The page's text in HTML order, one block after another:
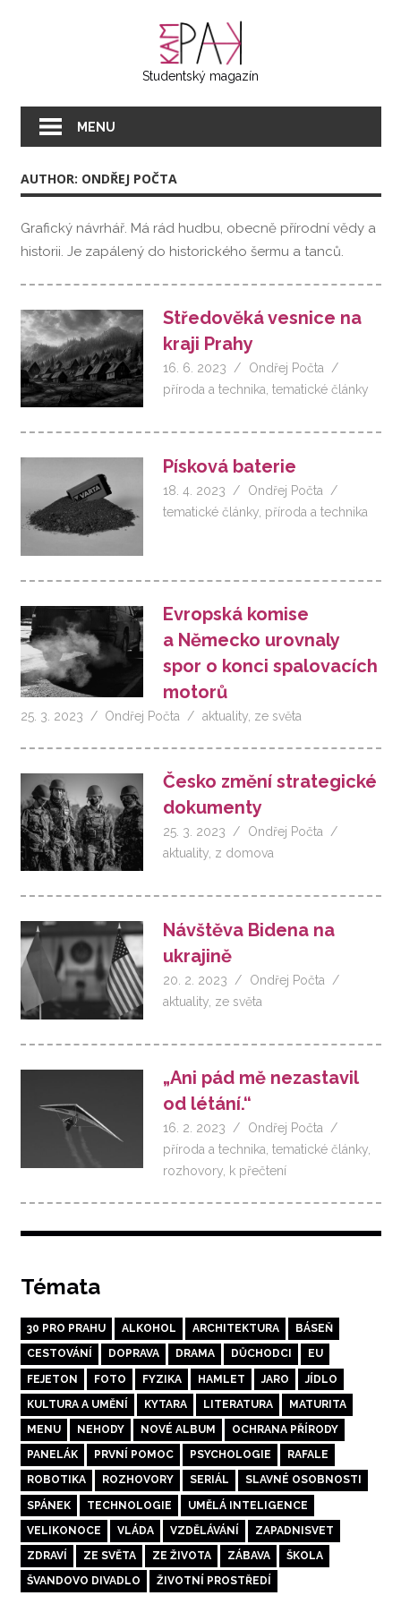
Studentský magazín
MENU
AUTHOR: ONDŘEJ POČTA
Grafický návrhář. Má rád hudbu, obecně přírodní vědy a
historii. Je zapálený do historického šermu a tanců.
Středověká vesnice na
kraji Prahy
16. 6. 2023
Ondřej Počta
příroda a technika ,tematické články
Písková baterie
18. 4. 2023
Ondřej Počta
tematické články příroda a technika
Evropská komise
a Německo urovnaly
spor o konci spalovacích
motorů
25. 3. 2023 Ondřej Počta aktuality, ze světa
Česko změní strategické
dokumenty
25. 3. 2023
Ondřej Počta
aktuality, z domova
Návštěva Bidena na
ukrajině
20. 2. 2023
Ondřej Počta
aktuality ze světa
„Ani pád mě nezastavil
od létání.“
16. 2. 2023
Ondřej Počta
příroda a technika,tematické články,
rozhovory, k přečtení
Témata
30 PRO PRAHU ALKOHOL ARCHITEKTURA BÁSEŇ
CESTOVÁNÍ DOPRAVA DRAMA DŮCHODCI EU
FEJETON FOTO FYZIKA HAMLET JARO JÍDLO
KULTURA A UMĚNÍ KYTARA LITERATURA MATURITA
MENU NEHODY NOVÉ ALBUM OCHRANA PŘÍRODY
PANELÁK PRVNÍ POMOC PSYCHOLOGIE RAFALE
ROBOTIKA ROZHOVORY SERIÁL SLAVNÉ OSOBNOSTI
SPÁNEK TECHNOLOGIE UMĚLÁ INTELIGENCE
VELIKONOCE VLÁDA VZDĚLÁVÁNÍ ZAPADNISVET
ZDRAVÍ ZE SVĚTA ZE ŽIVOTA ZÁBAVA ŠKOLA
ŠVANDOVO DIVADLO ŽIVOTNÍ PROSTŘEDÍ